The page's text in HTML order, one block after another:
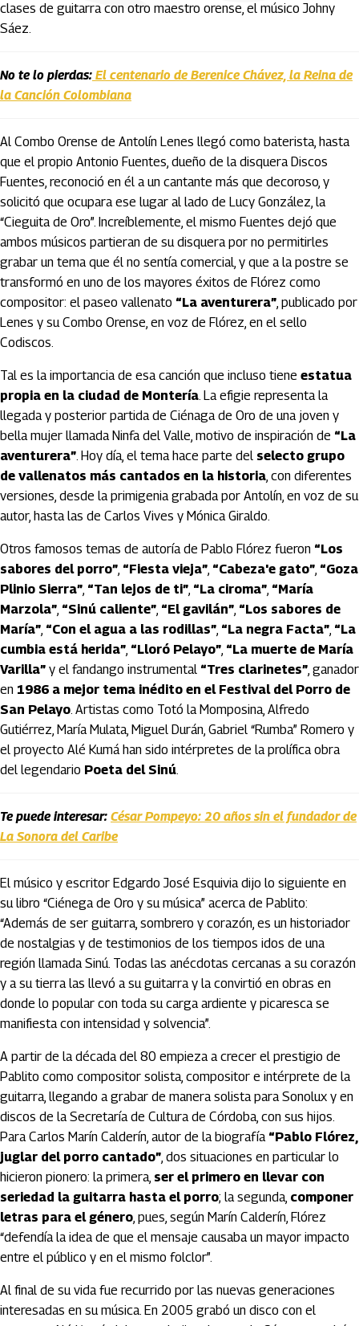
clases de guitarra con otro maestro orense, el músico Johny
Sáez.
No te lo pierdas: El centenario de Berenice Chávez, la Reina de
la Canción Colombiana
Al Combo Orense de Antolín Lenes llegó como baterista, hasta
que el propio Antonio Fuentes, dueño de la disquera Discos
Fuentes, reconoció en él a un cantante más que decoroso, y
solicitó que ocupara ese lugar al lado de Lucy González, la
“Cieguita de Oro”. Increíblemente, el mismo Fuentes dejó que
ambos músicos partieran de su disquera por no permitirles
grabar un tema que él no sentía comercial, y que a la postre se
transformó en uno de los mayores éxitos de Flórez como
compositor: el paseo vallenato “La aventurera”, publicado por
Lenes y su Combo Orense, en voz de Flórez, en el sello
Codiscos.
Tal es la importancia de esa canción que incluso tiene estatua
propia en la ciudad de Montería. La efigie representa la
llegada y posterior partida de Ciénaga de Oro de una joven y
bella mujer llamada Ninfa del Valle, motivo de inspiración de “La
aventurera”. Hoy día, el tema hace parte del selecto grupo
de vallenatos más cantados en la historia, con diferentes
versiones, desde la primigenia grabada por Antolín, en voz de su
autor, hasta las de Carlos Vives y Mónica Giraldo.
Otros famosos temas de autoría de Pablo Flórez fueron “Los
sabores del porro”, “Fiesta vieja”, “Cabeza'e gato”, “Goza
Plinio Sierra”, “Tan lejos de ti”, “La ciroma”, “María
Marzola”, “Sinú caliente”, “El gavilán”, “Los sabores de
María”, “Con el agua a las rodillas”, “La negra Facta”, “La
cumbia está herida”, “Lloró Pelayo”, “La muerte de María
Varilla” y el fandango instrumental “Tres clarinetes”, ganador
en 1986 a mejor tema inédito en el Festival del Porro de
San Pelayo. Artistas como Totó la Momposina, Alfredo
Gutiérrez, María Mulata, Miguel Durán, Gabriel “Rumba” Romero y
el proyecto Alé Kumá han sido intérpretes de la prolífica obra
del legendario Poeta del Sinú.
Te puede interesar: César Pompeyo: 20 años sin el fundador de
La Sonora del Caribe
El músico y escritor Edgardo José Esquivia dijo lo siguiente en
su libro “Ciénega de Oro y su música” acerca de Pablito:
“Además de ser guitarra, sombrero y corazón, es un historiador
de nostalgias y de testimonios de los tiempos idos de una
región llamada Sinú. Todas las anécdotas cercanas a su corazón
y a su tierra las llevó a su guitarra y la convirtió en obras en
donde lo popular con toda su carga ardiente y picaresca se
manifiesta con intensidad y solvencia”.
A partir de la década del 80 empieza a crecer el prestigio de
Pablito como compositor solista, compositor e intérprete de la
guitarra, llegando a grabar de manera solista para Sonolux y en
discos de la Secretaría de Cultura de Córdoba, con sus hijos.
Para Carlos Marín Calderín, autor de la biografía “Pablo Flórez,
juglar del porro cantado”, dos situaciones en particular lo
hicieron pionero: la primera, ser el primero en llevar con
seriedad la guitarra hasta el porro; la segunda, componer
letras para el género, pues, según Marín Calderín, Flórez
“defendía la idea de que el mensaje causaba un mayor impacto
entre el público y en el mismo folclor”.
Al final de su vida fue recurrido por las nuevas generaciones
interesadas en su música. En 2005 grabó un disco con el